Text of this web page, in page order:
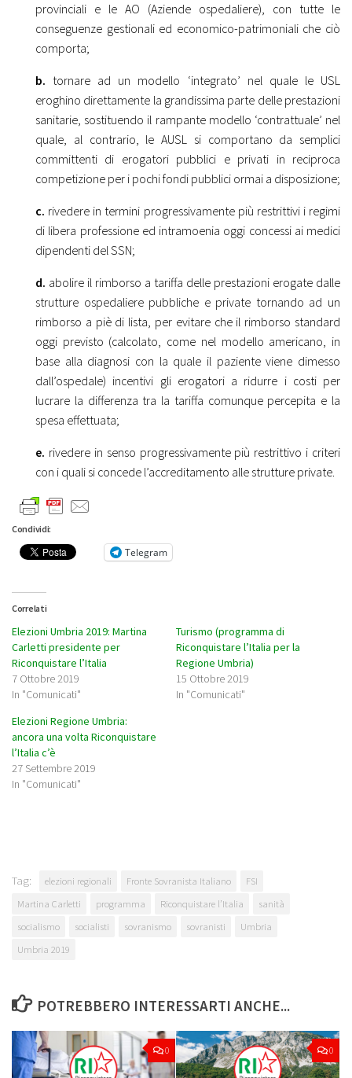
provinciali e le AO (Aziende ospedaliere), con tutte le
conseguenze gestionali ed economico-patrimoniali che ciò
comporta;
b. tornare ad un modello ‘integrato’ nel quale le USL
eroghino direttamente la grandissima parte delle prestazioni
sanitarie, sostituendo il rampante modello ‘contrattuale’ nel
quale, al contrario, le AUSL si comportano da semplici
committenti di erogatori pubblici e privati in reciproca
competizione per i pochi fondi pubblici ormai a disposizione;
c. rivedere in termini progressivamente più restrittivi i regimi
di libera professione ed intramoenia oggi concessi ai medici
dipendenti del SSN;
d. abolire il rimborso a tariffa delle prestazioni erogate dalle
strutture ospedaliere pubbliche e private tornando ad un
rimborso a piè di lista, per evitare che il rimborso standard
oggi previsto (calcolato, come nel modello americano, in
base alla diagnosi con la quale il paziente viene dimesso
dall’ospedale) incentivi gli erogatori a ridurre i costi per
lucrare la differenza tra la tariffa comunque percepita e la
spesa effettuata;
e. rivedere in senso progressivamente più restrittivo i criteri
con i quali si concede l’accreditamento alle strutture private.
Condividi:
Telegram
Correlati
Elezioni Umbria 2019: Martina
Carletti presidente per
Riconquistare l’Italia
7 Ottobre 2019
In "Comunicati"
Turismo (programma di
Riconquistare l’Italia per la
Regione Umbria)
15 Ottobre 2019
In "Comunicati"
Elezioni Regione Umbria:
ancora una volta Riconquistare
l’Italia c’è
27 Settembre 2019
In "Comunicati"
Tag: elezioni regionali Fronte Sovranista Italiano
FSI
Martina Carletti
programma Riconquistare l’Italia
sanità
socialismo
socialisti sovranismo sovranisti
Umbria
Umbria 2019
POTREBBERO INTERESSARTI ANCHE...
0 0